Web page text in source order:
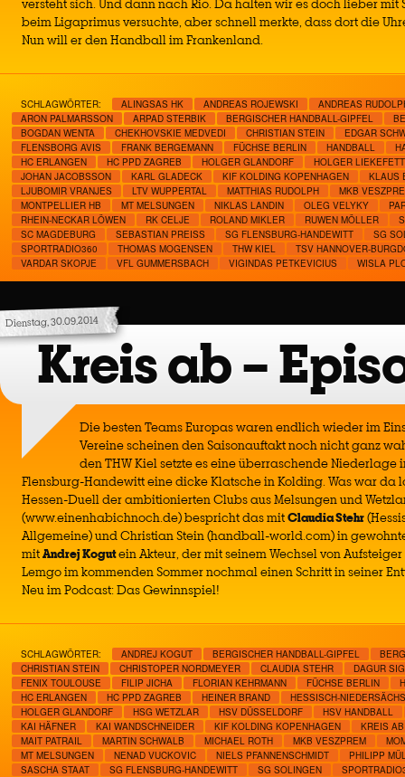
versteht sich. Und dann nach Rio. Da halten wir es doch lieber mit
beim Ligaprimus versuchte, aber schnell merkte, dass dort die
Nun will er den Handball im Frankenland.
SCHLAGWÖRTER: ALINGSAS HK ANDREAS ROJEWSKI
ANDREAS
ARON PALMARSSON
ARPAD STERBIK BERGISCHER HANDBALL-GIPFEL
BOGDAN WENTA
CHEKHOVSKIE MEDVEDI CHRISTIAN STEIN
EDGAR
FLENSBORG AVIS
FRANK BERGEMANN FÜCHSE BERLIN HANDBALL
HC ERLANGEN
HC PPD ZAGREB HOLGER GLANDORF
HOLGER LIEKEFETT
JOHAN JACOBSSON
KARL GLADECK KIF KOLDING KOPENHAGEN
KLAUS
LJUBOMIR VRANJES
LTV WUPPERTAL MATTHIAS RUDOLPH
MKB
MONTPELLIER HB
MT MELSUNGEN NIKLAS LANDIN OLEG VELYKY
RHEIN-NECKAR LÖWEN
RK CELJE ROLAND MIKLER RUWEN MÖLLER
SC MAGDEBURG
SEBASTIAN PREISS SG FLENSBURG-HANDEWITT
SG
SPORTRADIO360
THOMAS MOGENSEN THW KIEL
TSV HANNOVER-
VARDAR SKOPJE
VFL GUMMERSBACH VIGINDAS PETKEVICIUS WISLA
Dienstag, 30.09.2014
Kreis ab –
Die besten Teams Europas waren endlich wieder im
Vereine scheinen den Saisonauftakt noch nicht ganz
den THW Kiel setzte es eine überraschende Niederlage
Flensburg-Handewitt eine dicke Klatsche in Kolding. Was war da
Hessen-Duell der ambitionierten Clubs aus Melsungen und
(www.einenhabichnoch.de) bespricht das mitClaudia Stehr
Allgemeine) und Christian Stein (handball-world.com) in
mitAndrej Kogutein Akteur, der mit seinem Wechsel von Aufsteiger
Lemgo im kommenden Sommer nochmal einen Schritt in seiner
Neu im Podcast: Das Gewinnspiel!
SCHLAGWÖRTER: ANDREJ KOGUT BERGISCHER HANDBALL-GIPFEL
CHRISTIAN STEIN
CHRISTOPER NORDMEYER CLAUDIA STEHR
DAGUR
FENIX TOULOUSE
FILIP JICHA FLORIAN KEHRMANN FÜCHSE BERLIN
HC ERLANGEN
HC PPD ZAGREB HEINER BRAND
HESSISCH-
HOLGER GLANDORF
HSG WETZLAR HSV DÜSSELDORF
HSV HANDBALL
KAI HÄFNER
KAI WANDSCHNEIDER KIF KOLDING KOPENHAGEN
KREIS AB
MAIT PATRAIL
MARTIN SCHWALB MICHAEL ROTH MKB VESZPREM
MT MELSUNGEN
NENAD VUCKOVIC NIELS PFANNENSCHMIDT
PHILIPP
SASCHA STAAT
SG FLENSBURG-HANDEWITT SG SOLINGEN